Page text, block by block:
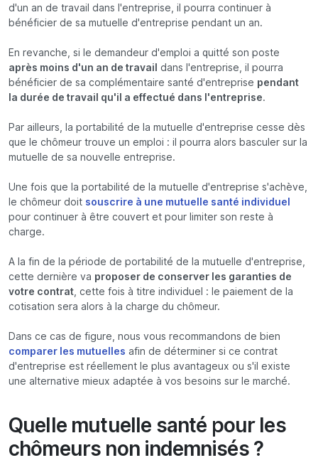
d'un an de travail dans l'entreprise, il pourra continuer à
bénéficier de sa mutuelle d'entreprise pendant un an.
En revanche, si le demandeur d'emploi a quitté son poste
après moins d'un an de travail
dans l'entreprise, il pourra
bénéficier de sa complémentaire santé d'entreprise pendant
la durée de travail qu'il a effectué dans l'entreprise.
Par ailleurs, la portabilité de la mutuelle d'entreprise cesse dès
que le chômeur trouve un emploi : il pourra alors basculer sur la
mutuelle de sa nouvelle entreprise.
Une fois que la portabilité de la mutuelle d'entreprise s'achève,
le chômeur doit souscrire à une mutuelle santé individuel
pour continuer à être couvert et pour limiter son reste à
charge.
A la fin de la période de portabilité de la mutuelle d'entreprise,
cette dernière va proposer de conserver les garanties de
votre contrat, cette fois à titre individuel : le paiement de la
cotisation sera alors à la charge du chômeur.
Dans ce cas de figure, nous vous recommandons de bien
comparer les mutuelles afin de déterminer si ce contrat
d'entreprise est réellement le plus avantageux ou s'il existe
une alternative mieux adaptée à vos besoins sur le marché.
Quelle mutuelle santé pour les
chômeurs non indemnisés ?